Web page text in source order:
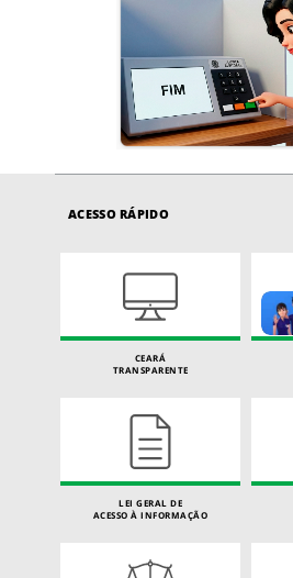
ACESSO RÁPIDO
CEARÁ
TRANSPARENTE
LEI GERAL DE
ACESSO À INFORMAÇÃO